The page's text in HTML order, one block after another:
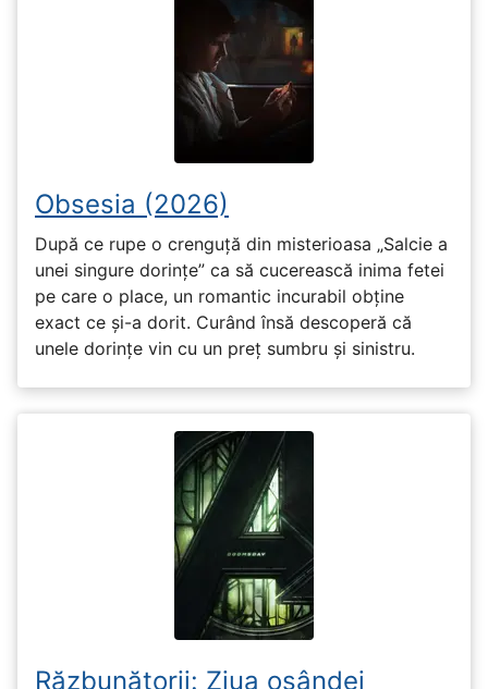
Obsesia (2026)
După ce rupe o crenguță din misterioasa „Salcie a
unei singure dorințe” ca să cucerească inima fetei
pe care o place, un romantic incurabil obține
exact ce și-a dorit. Curând însă descoperă că
unele dorințe vin cu un preț sumbru și sinistru.
Răzbunătorii: Ziua osândei